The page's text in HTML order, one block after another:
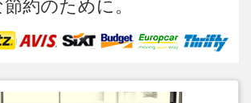
約のために。